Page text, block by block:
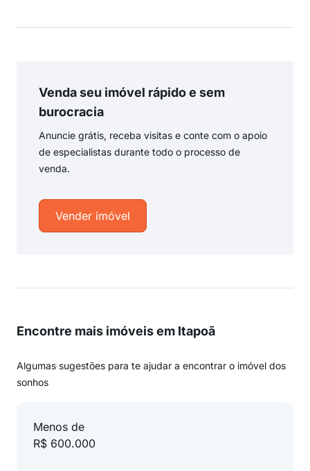
Venda seu imóvel rápido e sem
burocracia
Anuncie grátis, receba visitas e conte com o apoio
de especialistas durante todo o processo de
venda.
Vender imóvel
Encontre mais imóveis em Itapoã
Algumas sugestões para te ajudar a encontrar o imóvel dos
sonhos
Menos de
R$ 600.000